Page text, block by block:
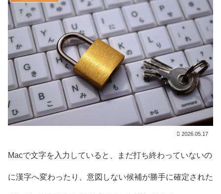
2026.05.17
Macで文字を入力していると、まだ打ち終わっていないの
に漢字へ変わったり、意図しない候補が勝手に確定された